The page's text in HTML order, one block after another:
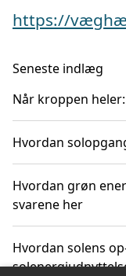
https://
Seneste indlæg
Når kroppen
Hvordan
Hvordan grøn
svarene her
Hvordan solens